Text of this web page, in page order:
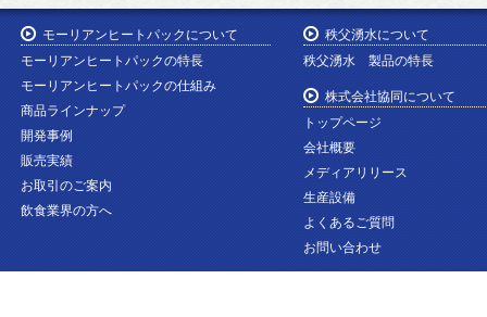
モーリアンヒートパックについて
モーリアンヒートパックの特長
モーリアンヒートパックの仕組み
商品ラインナップ
開発事例
販売実績
お取引のご案内
飲食業界の方へ
秩父湧水について
秩父湧水 製品の特長
株式会社協同について
トップページ
会社概要
メディアリリース
生産設備
よくあるご質問
お問い合わせ